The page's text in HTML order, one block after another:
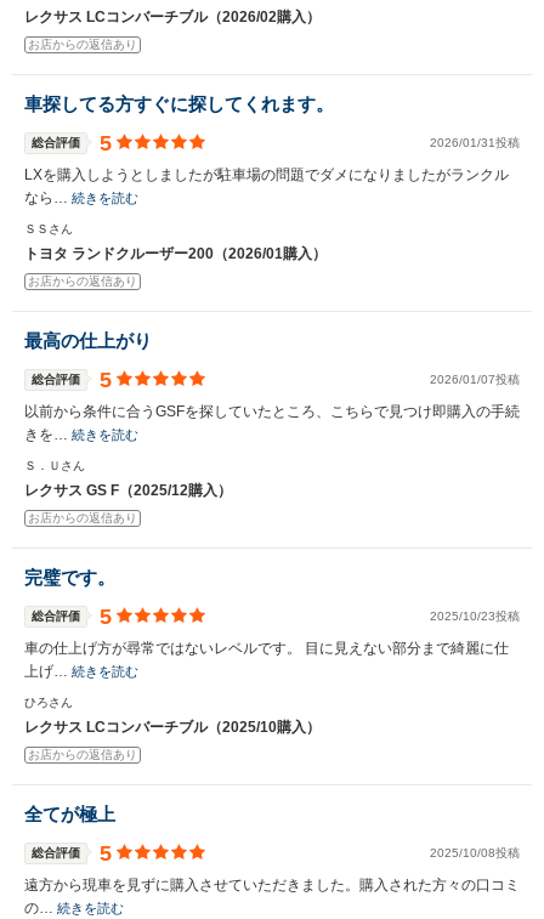
レクサス LCコンバーチブル（2026/02購入）
お店からの返信あり
車探してる方すぐに探してくれます。
総合評価 5 2026/01/31投稿
LXを購入しようとしましたが駐車場の問題でダメになりましたがランクル
なら… 続きを読む
ＳＳさん
トヨタ ランドクルーザー200（2026/01購入）
お店からの返信あり
最高の仕上がり
総合評価 5 2026/01/07投稿
以前から条件に合うGSFを探していたところ、こちらで見つけ即購入の手続
きを… 続きを読む
Ｓ．Ｕさん
レクサス GS F（2025/12購入）
お店からの返信あり
完璧です。
総合評価 5 2025/10/23投稿
車の仕上げ方が尋常ではないレベルです。 目に見えない部分まで綺麗に仕
上げ… 続きを読む
ひろさん
レクサス LCコンバーチブル（2025/10購入）
お店からの返信あり
全てが極上
総合評価 5 2025/10/08投稿
遠方から現車を見ずに購入させていただきました。購入された方々の口コミ
の… 続きを読む